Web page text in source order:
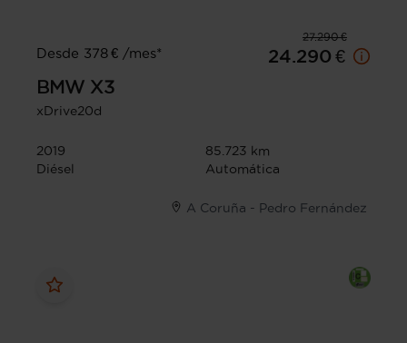
27.290 €
Desde 378 € /mes*
24.290 €
BMW X3
xDrive20d
2019
85.723 km
Diésel
Automática
A Coruña - Pedro Fernández